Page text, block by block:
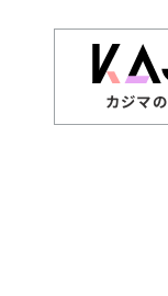
カジマの